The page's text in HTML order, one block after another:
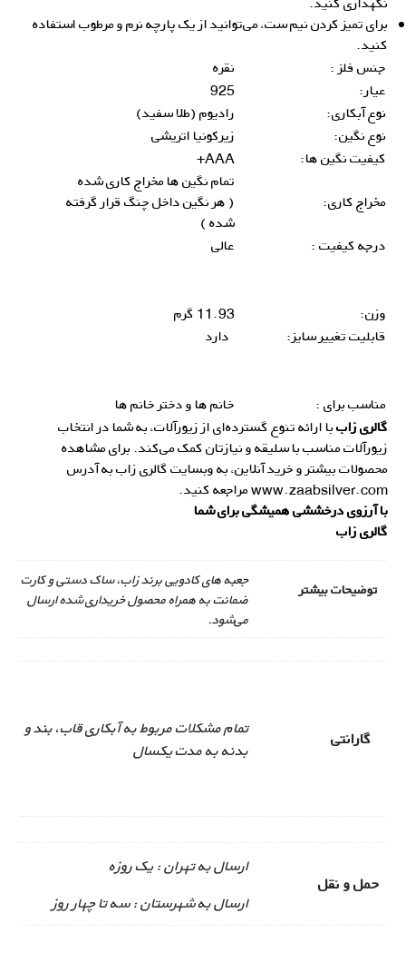
برای تمیز کردن نیم ست، می‌توانید از یک پارچه نرم و مرطوب استفاده
کنید.
جنس فلز :
نقره
عیار:
925
نوع آبکاری:
رادیوم (طلا سفید)
نوع نگین:
زیرکونیا اتریشی
کیفیت نگین ها:
AAA+
مخراج کاری:
تمام نگین ها مخراج کاری شده
( هر نگین داخل چنگ قرار گرفته
شده )
درجه کیفیت :
عالی
وزن:
11.93 گرم
قابلیت تغییر سایز:
دارد
مناسب برای :
خانم ها و دختر خانم ها
گالری زاببا ارائه تنوع گسترده‌ای از زیورآلات، به شما در انتخاب
زیورآلات مناسب با سلیقه و نیازتان کمک می‌کند. برای مشاهده
محصولات بیشتر و خرید آنلاین، به وبسایت گالری زاب به آدرس
www.zaabsilver.comمراجعه کنید.
با آرزوی درخششی همیشگی برای شما
گالری زاب
توضیحات بیشتر
جعبه های کادویی برند زاب، ساک دستی و کارت
ضمانت به همراه محصول خریداری شده ارسال
می‌شود.
گارانتی
تمام مشکلات مربوط به آبکاری قاب، بند و
بدنه به مدت یکسال
حمل و نقل
ارسال به تهران : یک روزه
ارسال به شهرستان : سه تا چهار روز